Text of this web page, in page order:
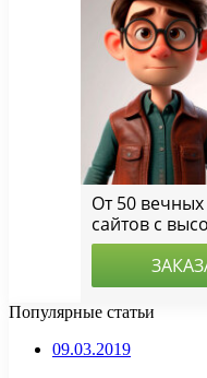
Популярные статьи
09.03.2019